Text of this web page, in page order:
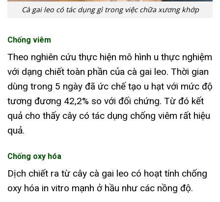
Cà gai leo có tác dụng gì trong việc chữa xương khớp
Chống viêm
Theo nghiên cứu thực hiện mô hình u thực nghiệm
với dạng chiết toàn phần của cà gai leo. Thời gian
dùng trong 5 ngày đã ức chế tạo u hạt với mức độ
tương đương 42,2% so với đối chứng. Từ đó kết
quả cho thấy cây có tác dụng chống viêm rất hiệu
quả.
Chống oxy hóa
Dịch chiết ra từ cây cà gai leo có hoạt tính chống
oxy hóa in vitro mạnh ở hầu như các nồng độ.